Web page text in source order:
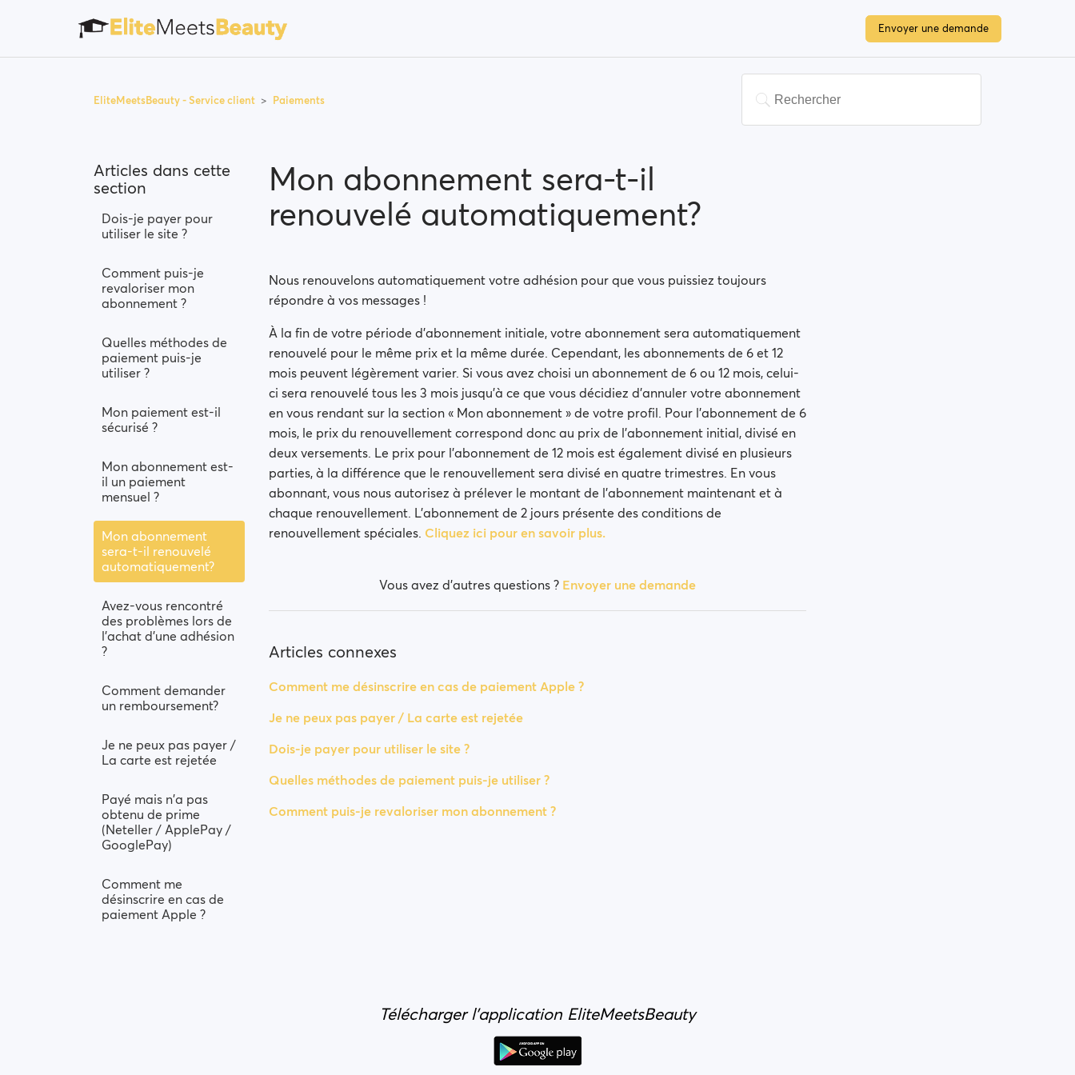
Envoyer une demande
EliteMeetsBeauty - Service client Paiements
Articles dans cette
section
Dois-je payer pour
utiliser le site ?
Comment puis-je
revaloriser mon
abonnement ?
Quelles méthodes de
paiement puis-je
utiliser ?
Mon paiement est-il
sécurisé ?
Mon abonnement est-
il un paiement
mensuel ?
Mon abonnement
sera-t-il renouvelé
automatiquement?
Avez-vous rencontré
des problèmes lors de
l’achat d’une adhésion
?
Comment demander
un remboursement?
Je ne peux pas payer /
La carte est rejetée
Payé mais n'a pas
obtenu de prime
(Neteller / ApplePay /
GooglePay)
Comment me
désinscrire en cas de
paiement Apple ?
Mon abonnement sera-t-il
renouvelé automatiquement?
Nous renouvelons automatiquement votre adhésion pour que vous puissiez toujours
répondre à vos messages !
À la fin de votre période d’abonnement initiale, votre abonnement sera automatiquement
renouvelé pour le même prix et la même durée. Cependant, les abonnements de 6 et 12
mois peuvent légèrement varier. Si vous avez choisi un abonnement de 6 ou 12 mois, celui-
ci sera renouvelé tous les 3 mois jusqu’à ce que vous décidiez d’annuler votre abonnement
en vous rendant sur la section « Mon abonnement » de votre profil. Pour l’abonnement de 6
mois, le prix du renouvellement correspond donc au prix de l’abonnement initial, divisé en
deux versements. Le prix pour l’abonnement de 12 mois est également divisé en plusieurs
parties, à la différence que le renouvellement sera divisé en quatre trimestres. En vous
abonnant, vous nous autorisez à prélever le montant de l’abonnement maintenant et à
chaque renouvellement. L’abonnement de 2 jours présente des conditions de
renouvellement spéciales. Cliquez ici pour en savoir plus.
Vous avez d’autres questions ? Envoyer une demande
Articles connexes
Comment me désinscrire en cas de paiement Apple ?
Je ne peux pas payer / La carte est rejetée
Dois-je payer pour utiliser le site ?
Quelles méthodes de paiement puis-je utiliser ?
Comment puis-je revaloriser mon abonnement ?
Télécharger l'application EliteMeetsBeauty